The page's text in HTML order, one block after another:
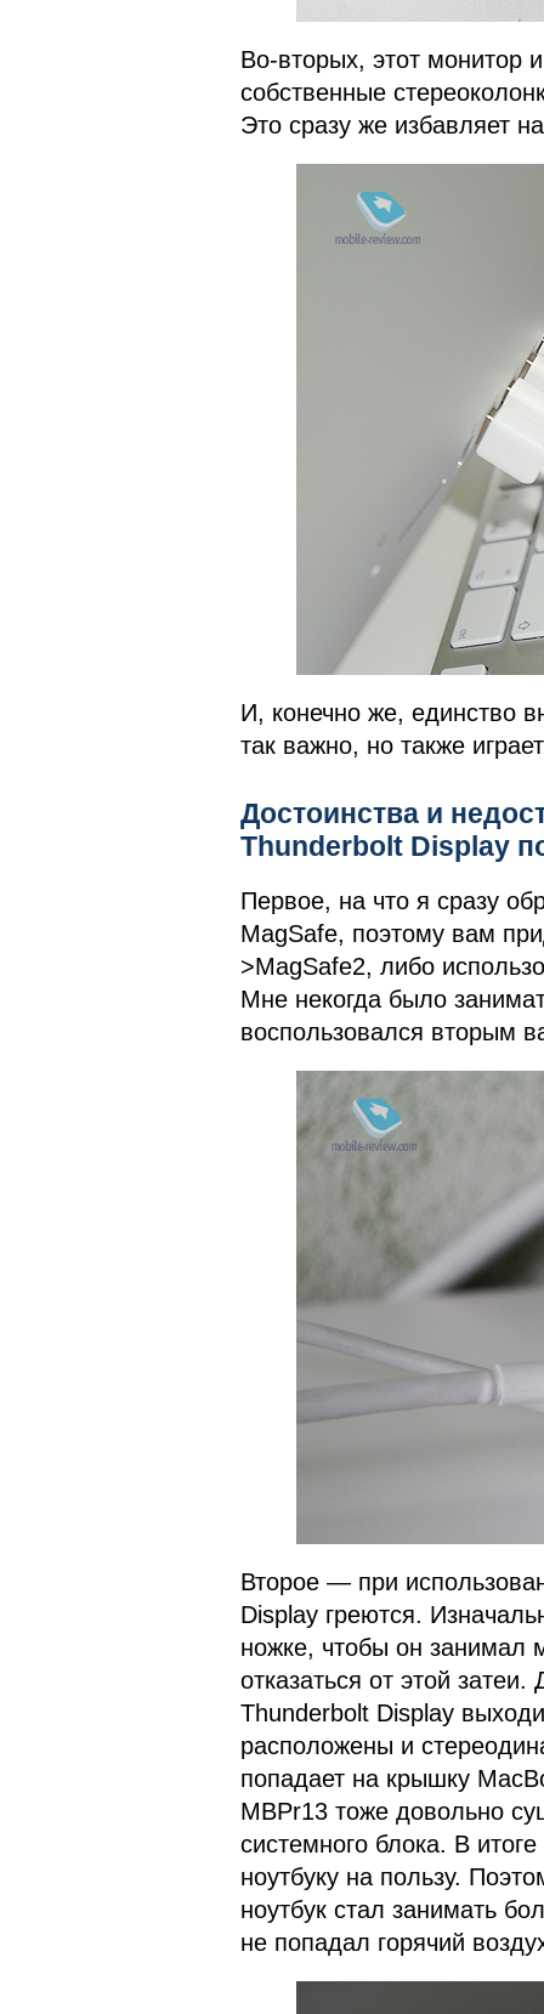
Во-вторых, этот монитор
собственные
Это сразу же избавляет
И, конечно же, единство
так важно, но также
Достоинства и
Thunderbolt Display
Первое, на что я сразу
MagSafe, поэтому вам
>MagSafe2, либо
Мне некогда было
воспользовался вторым
Второе — при
Display греются.
ножке, чтобы он
отказаться от этой
Thunderbolt Display
расположены и
попадает на крышку
MBPr13 тоже довольно
системного блока. В
ноутбуку на пользу.
ноутбук стал занимать
не попадал горячий